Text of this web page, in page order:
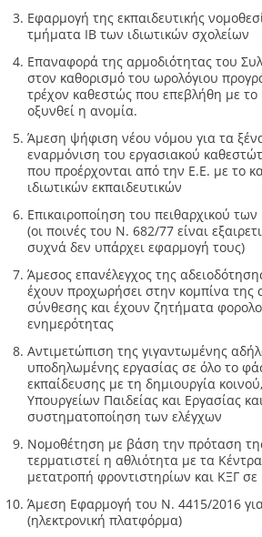
Εφαρμογή της εκπαιδευτικής
τμήματα ΙΒ των ιδιωτικών σχολείων
Επαναφορά της αρμοδιότητας του
στον καθορισμό του ωρολόγιου
τρέχον καθεστώς που επεβλήθη με το
οξυνθεί η ανομία.
Άμεση ψήφιση νέου νόμου για τα
εναρμόνιση του εργασιακού
που προέρχονται από την Ε.Ε. με το
ιδιωτικών εκπαιδευτικών
Επικαιροποίηση του πειθαρχικού των
(οι ποινές του Ν. 682/77 είναι
συχνά δεν υπάρχει εφαρμογή τους)
Άμεσος επανέλεγχος της
έχουν προχωρήσει στην κομπίνα της
σύνθεσης και έχουν ζητήματα
ενημερότητας
Αντιμετώπιση της γιγαντωμένης
υποδηλωμένης εργασίας σε όλο το
εκπαίδευσης με τη δημιουργία
Υπουργείων Παιδείας και Εργασίας
συστηματοποίηση των ελέγχων
Νομοθέτηση με βάση την πρόταση
τερματιστεί η αθλιότητα με τα
μετατροπή φροντιστηρίων και ΚΞΓ
Άμεση Εφαρμογή του Ν. 4415/2016
(ηλεκτρονική πλατφόρμα)